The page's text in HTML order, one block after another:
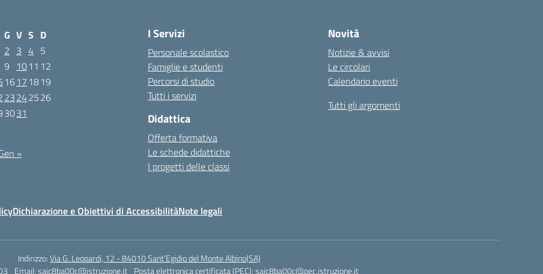
G V S D
2 3 4 5
9 1011 12
1617 1819
23242526
3031
»
I Servizi
Personale scolastico
Famiglie e studenti
Percorsi di studio
Tutti i servizi
Didattica
Offerta formativa
Le schede didattiche
I progetti delle classi
Novità
Notizie & avvisi
Le circolari
Calendario eventi
Tutti gli argomenti
Dichiarazione e Obiettivi di AccessibilitàNote legali
Indirizzo:Via G. Leopardi, 12 - 84010 Sant’Egidio del Monte Albino(SA)
Email:saic8ba00c@istruzione.it Posta elettronica certificata (PEC):saic8ba00c@pec.istruzione.it